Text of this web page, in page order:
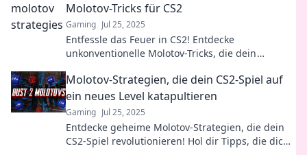
Molotov-Tricks für CS2
Gaming Jul 25, 2025
Entfessle das Feuer in CS2! Entdecke
unkonventionelle Molotov-Tricks, die dein
Geheimtipps!
Molotov-Strategien, die dein CS2-Spiel auf
ein neues Level katapultieren
Gaming Jul 25, 2025
Entdecke geheime Molotov-Strategien, die dein
CS2-Spiel revolutionieren! Hol dir Tipps, die dich